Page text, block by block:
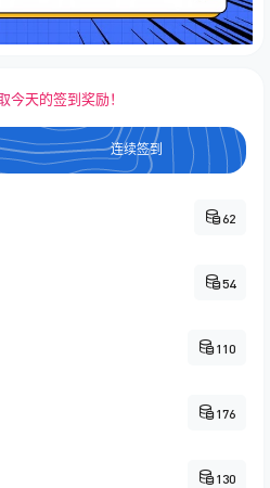
今天的签到奖励！
连续签到
62
54
110
176
130